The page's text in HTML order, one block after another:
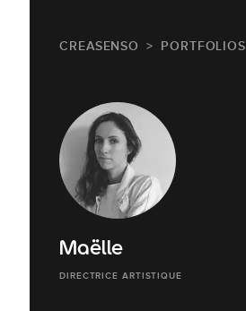
CREASENSO PORTFOLIOS
Maëlle
DIRECTRICE ARTISTIQUE